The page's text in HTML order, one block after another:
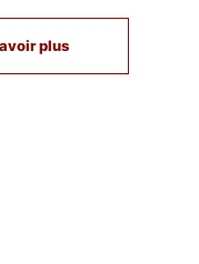
plus